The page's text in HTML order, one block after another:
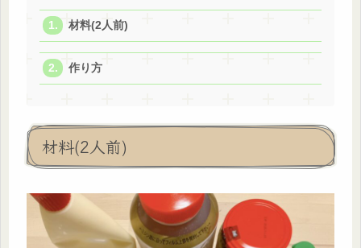
材料(2人前)
作り方
材料(2人前)